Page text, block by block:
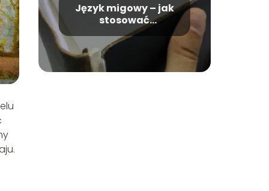
Język migowy – jak
stosować
przekleństwa?